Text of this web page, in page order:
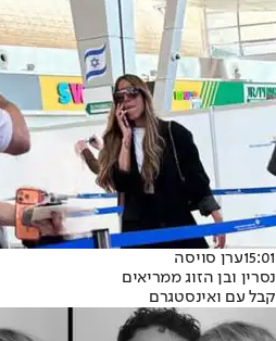
15:01ערן סויסה
נסרין ובן הזוג ממריאים
קבל עם ואינסטגרם